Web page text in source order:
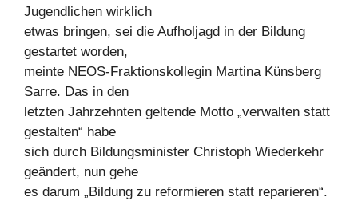
Jugendlichen wirklich
etwas bringen, sei die Aufholjagd in der Bildung
gestartet worden,
meinte NEOS-Fraktionskollegin Martina Künsberg
Sarre. Das in den
letzten Jahrzehnten geltende Motto „verwalten statt
gestalten“ habe
sich durch Bildungsminister Christoph Wiederkehr
geändert, nun gehe
es darum „Bildung zu reformieren statt reparieren“.